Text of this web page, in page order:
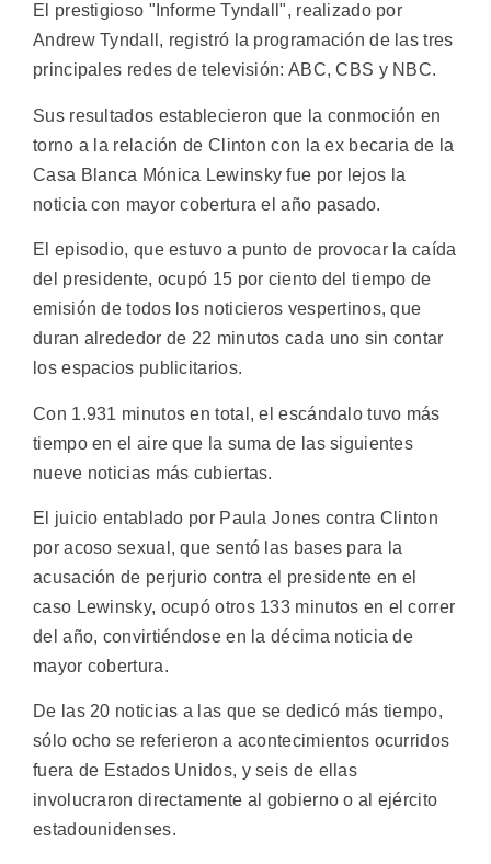
El prestigioso "Informe Tyndall", realizado por
Andrew Tyndall, registró la programación de las tres
principales redes de televisión: ABC, CBS y NBC.
Sus resultados establecieron que la conmoción en
torno a la relación de Clinton con la ex becaria de la
Casa Blanca Mónica Lewinsky fue por lejos la
noticia con mayor cobertura el año pasado.
El episodio, que estuvo a punto de provocar la caída
del presidente, ocupó 15 por ciento del tiempo de
emisión de todos los noticieros vespertinos, que
duran alrededor de 22 minutos cada uno sin contar
los espacios publicitarios.
Con 1.931 minutos en total, el escándalo tuvo más
tiempo en el aire que la suma de las siguientes
nueve noticias más cubiertas.
El juicio entablado por Paula Jones contra Clinton
por acoso sexual, que sentó las bases para la
acusación de perjurio contra el presidente en el
caso Lewinsky, ocupó otros 133 minutos en el correr
del año, convirtiéndose en la décima noticia de
mayor cobertura.
De las 20 noticias a las que se dedicó más tiempo,
sólo ocho se referieron a acontecimientos ocurridos
fuera de Estados Unidos, y seis de ellas
involucraron directamente al gobierno o al ejército
estadounidenses.